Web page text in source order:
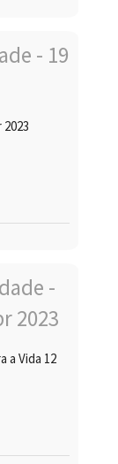
a Vida 12